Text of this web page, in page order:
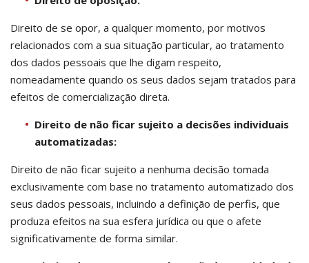
Direito de se opor, a qualquer momento, por motivos
relacionados com a sua situação particular, ao tratamento
dos dados pessoais que lhe digam respeito,
nomeadamente quando os seus dados sejam tratados para
efeitos de comercialização direta.
Direito de não ficar sujeito a decisões individuais
automatizadas:
Direito de não ficar sujeito a nenhuma decisão tomada
exclusivamente com base no tratamento automatizado dos
seus dados pessoais, incluindo a definição de perfis, que
produza efeitos na sua esfera jurídica ou que o afete
significativamente de forma similar.